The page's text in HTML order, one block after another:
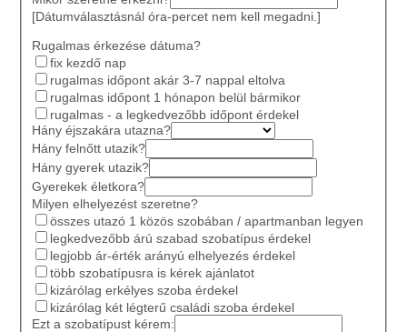
[Dátumválasztásnál óra-percet nem kell megadni.]
Rugalmas érkezése dátuma?
fix kezdő nap
rugalmas időpont akár 3-7 nappal eltolva
rugalmas időpont 1 hónapon belül bármikor
rugalmas - a legkedvezőbb időpont érdekel
Hány éjszakára utazna?
Hány felnőtt utazik?
Hány gyerek utazik?
Gyerekek életkora?
Milyen elhelyezést szeretne?
összes utazó 1 közös szobában / apartmanban legyen
legkedvezőbb árú szabad szobatípus érdekel
legjobb ár-érték arányú elhelyezés érdekel
több szobatípusra is kérek ajánlatot
kizárólag erkélyes szoba érdekel
kizárólag két légterű családi szoba érdekel
Ezt a szobatípust kérem: